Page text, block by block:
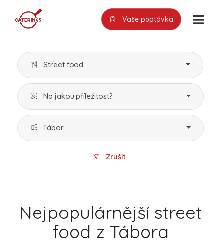
Vaše poptávka
Street food
Na jakou příležitost?
Tábor
Zrušit
Nejpopulárnější street
food z Tábora